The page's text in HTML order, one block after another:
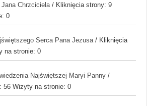
Jana Chrzciciela / Kliknięcia strony: 9
0
Serca Pana Jezusa / Kliknięcia
na stronie: 0
Najświętszej Maryi Panny /
56 Wizyty na stronie: 0